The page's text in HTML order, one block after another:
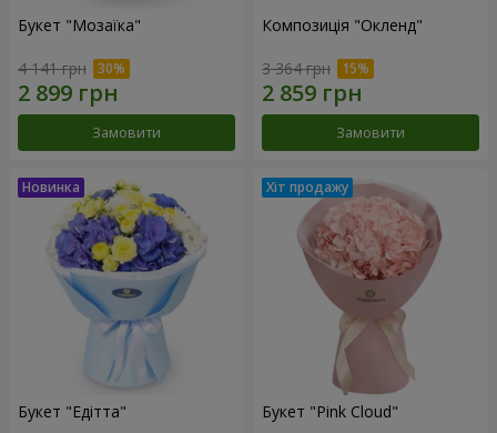
Букет "Мозаїка"
4 141 грн
Замовити
Композиція "Окленд"
3 364 грн
Замовити
Букет "Едітта" Букет "Pink Cloud"